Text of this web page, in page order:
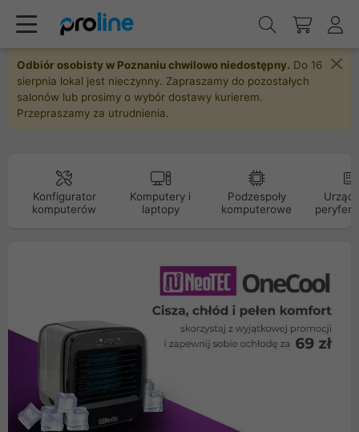
Odbiór osobisty w Poznaniu chwilowo niedostępny. Do 16
sierpnia lokal jest nieczynny. Zapraszamy do pozostałych
salonów lub prosimy o wybór dostawy kurierem.
Przepraszamy za utrudnienia.
Konfigurator
komputerów
Komputery i
laptopy
Podzespoły
komputerowe